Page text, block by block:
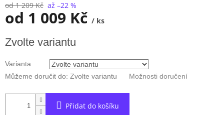
od 1 209 Kč až –22 %
od 1 009 Kč / ks
cena:
Zvolte variantu
Varianta
Můžeme doručit do: Zvolte variantu Možnosti doručení
Přidat do košíku